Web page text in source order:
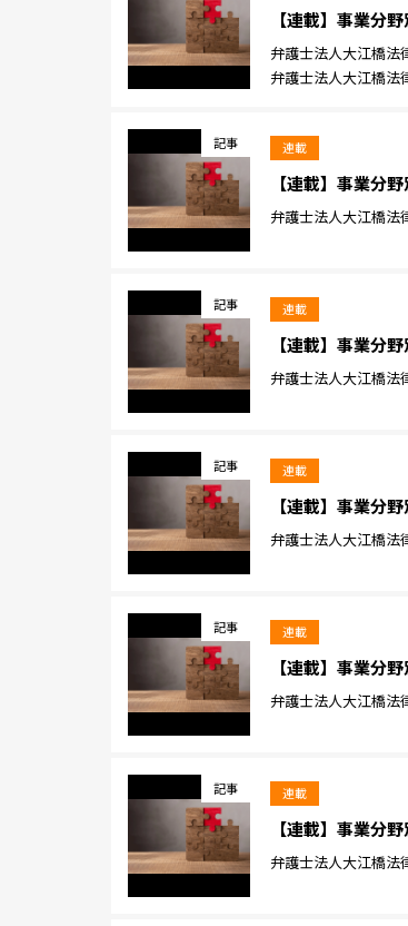
【連載】事業分
弁護士法人大江橋
弁護士法人大江橋
記事 連載
【連載】事業分
弁護士法人大江橋
記事 連載
【連載】事業分
弁護士法人大江橋
記事 連載
【連載】事業分
弁護士法人大江橋
記事 連載
【連載】事業分
弁護士法人大江橋
記事 連載
【連載】事業分
弁護士法人大江橋